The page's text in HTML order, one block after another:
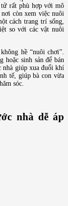
tử rất phù hợp với mô
còn xem việc nuôi
cách trang trí sống,
so với các vật nuôi
hề “nuôi chơi”.
sinh sản để bán
nhà giúp xua đuổi khí
tế, giúp bà con vừa
sóc.
nhà dễ áp